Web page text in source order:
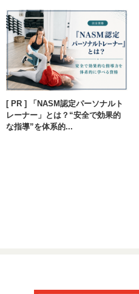
[ PR ] 「NASM認定パーソナルト
レーナー」とは？“安全で効果的
な指導”を体系的...